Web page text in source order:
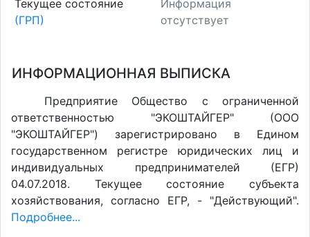
Текущее состояние
(ГРП)
Информация
отсутствует
ИНФОРМАЦИОННАЯ ВЫПИСКА
Предприятие Общество с ограниченной
ответственностью "ЭКОШТАЙГЕР" (ООО
"ЭКОШТАЙГЕР") зарегистрировано в Едином
государственном регистре юридических лиц и
индивидуальных предпринимателей (ЕГР)
04.07.2018. Текущее состояние субъекта
хозяйствования, согласно ЕГР, - "Действующий".
Подробнее...